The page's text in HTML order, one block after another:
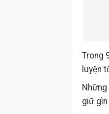
Trong
luyện
giữ